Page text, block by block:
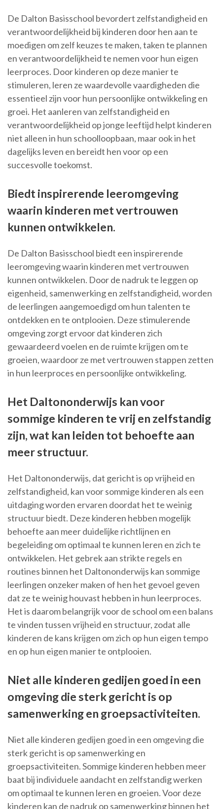
De Dalton Basisschool bevordert zelfstandigheid en
verantwoordelijkheid bij kinderen door hen aan te
moedigen om zelf keuzes te maken, taken te plannen
en verantwoordelijkheid te nemen voor hun eigen
leerproces. Door kinderen op deze manier te
stimuleren, leren ze waardevolle vaardigheden die
essentieel zijn voor hun persoonlijke ontwikkeling en
groei. Het aanleren van zelfstandigheid en
verantwoordelijkheid op jonge leeftijd helpt kinderen
niet alleen in hun schoolloopbaan, maar ook in het
dagelijks leven en bereidt hen voor op een
succesvolle toekomst.
Biedt inspirerende leeromgeving
waarin kinderen met vertrouwen
kunnen ontwikkelen.
De Dalton Basisschool biedt een inspirerende
leeromgeving waarin kinderen met vertrouwen
kunnen ontwikkelen. Door de nadruk te leggen op
eigenheid, samenwerking en zelfstandigheid, worden
de leerlingen aangemoedigd om hun talenten te
ontdekken en te ontplooien. Deze stimulerende
omgeving zorgt ervoor dat kinderen zich
gewaardeerd voelen en de ruimte krijgen om te
groeien, waardoor ze met vertrouwen stappen zetten
in hun leerproces en persoonlijke ontwikkeling.
Het Daltononderwijs kan voor
sommige kinderen te vrij en zelfstandig
zijn, wat kan leiden tot behoefte aan
meer structuur.
Het Daltononderwijs, dat gericht is op vrijheid en
zelfstandigheid, kan voor sommige kinderen als een
uitdaging worden ervaren doordat het te weinig
structuur biedt. Deze kinderen hebben mogelijk
behoefte aan meer duidelijke richtlijnen en
begeleiding om optimaal te kunnen leren en zich te
ontwikkelen. Het gebrek aan strikte regels en
routines binnen het Daltononderwijs kan sommige
leerlingen onzeker maken of hen het gevoel geven
dat ze te weinig houvast hebben in hun leerproces.
Het is daarom belangrijk voor de school om een balans
te vinden tussen vrijheid en structuur, zodat alle
kinderen de kans krijgen om zich op hun eigen tempo
en op hun eigen manier te ontplooien.
Niet alle kinderen gedijen goed in een
omgeving die sterk gericht is op
samenwerking en groepsactiviteiten.
Niet alle kinderen gedijen goed in een omgeving die
sterk gericht is op samenwerking en
groepsactiviteiten. Sommige kinderen hebben meer
baat bij individuele aandacht en zelfstandig werken
om optimaal te kunnen leren en groeien. Voor deze
kinderen kan de nadruk op samenwerking binnen het